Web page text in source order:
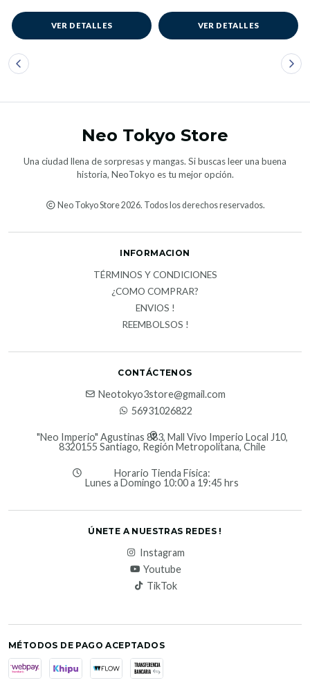
VER DETALLES VER DETALLES
Neo Tokyo Store
Una ciudad llena de sorpresas y mangas. Si buscas leer una buena
historia, NeoTokyo es tu mejor opción.
Neo Tokyo Store 2026. Todos los derechos reservados.
INFORMACION
TÉRMINOS Y CONDICIONES
¿COMO COMPRAR?
ENVIOS !
REEMBOLSOS !
CONTÁCTENOS
Neotokyo3store@gmail.com
56931026822
"Neo Imperio" Agustinas 883, Mall Vivo Imperio Local J10,
8320155 Santiago, Región Metropolitana, Chile
Horario Tienda Física:
Lunes a Domingo 10:00 a 19:45 hrs
ÚNETE A NUESTRAS REDES !
Instagram
Youtube
TikTok
MÉTODOS DE PAGO ACEPTADOS